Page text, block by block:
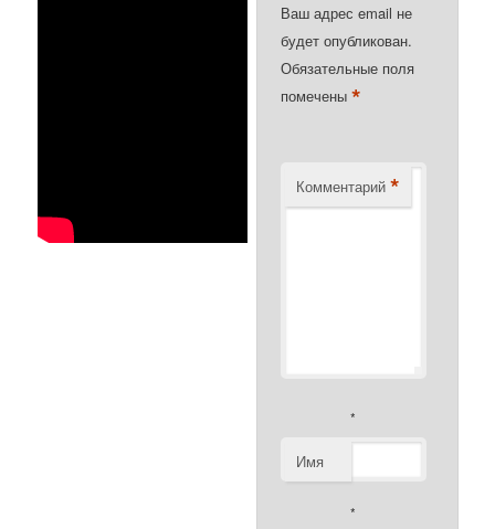
Ваш адрес email не
будет опубликован.
Обязательные поля
помечены*
Комментарий *
Имя
*
*